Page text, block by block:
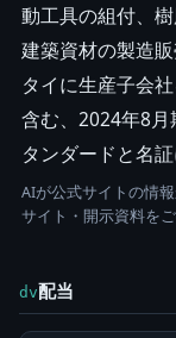
動工具の組付、
建築資材の製造
タイに生産子会
含む、2024年8
タンダードと名証
AIが公式サイトの情
サイト・開示資料をご
dv配当